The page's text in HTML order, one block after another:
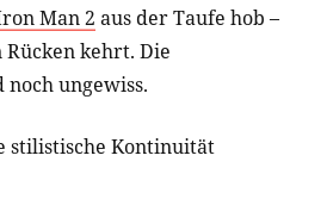
Man 2 aus der Taufe hob –
Rücken kehrt. Die
noch ungewiss.
stilistische Kontinuität